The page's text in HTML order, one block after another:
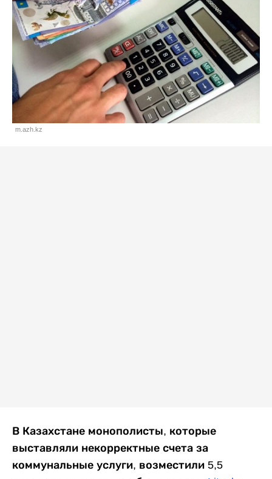
m.azh.kz
В Казахстане монополисты, которые
выставляли некорректные счета за
коммунальные услуги, возместили 5,5